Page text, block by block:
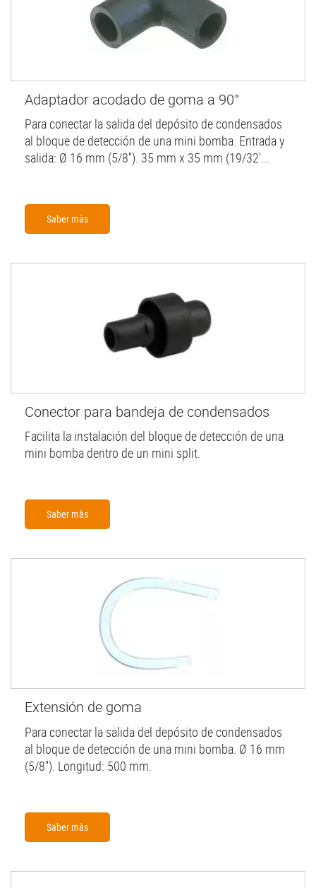
Adaptador acodado de goma a 90°
Para conectar la salida del depósito de condensados
al bloque de detección de una mini bomba. Entrada y
salida: Ø 16 mm (5/8''). 35 mm x 35 mm (19/32'...
Saber màs
Conector para bandeja de condensados
Facilita la instalación del bloque de detección de una
mini bomba dentro de un mini split.
Saber màs
Extensión de goma
Para conectar la salida del depósito de condensados
al bloque de detección de una mini bomba. Ø 16 mm
(5/8''). Longitud: 500 mm.
Saber màs